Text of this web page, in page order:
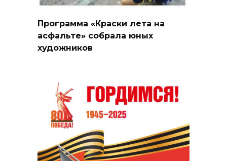
Программа «Краски лета на
асфальте» собрала юных
художников